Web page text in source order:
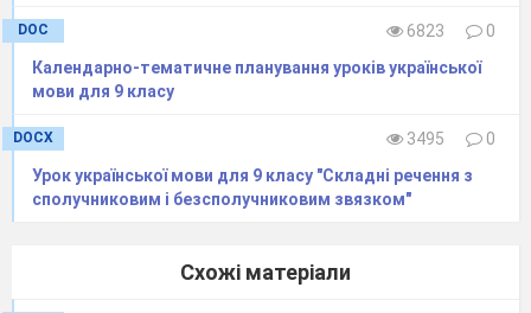
Вправа 1 Онлайнова вправа «Розподіли
сполучники»
літери. З’ясувати вид складних речень.
веселими струмочками. Звідусіль чується їх
DOC 6823
0
Календарно-тематичне планування уроків української
мови для 9 класу
DOCX 3495
0
Урок української мови для 9 класу "Складні речення з
сполучниковим і безсполучниковим звязком"
Схожі матеріали